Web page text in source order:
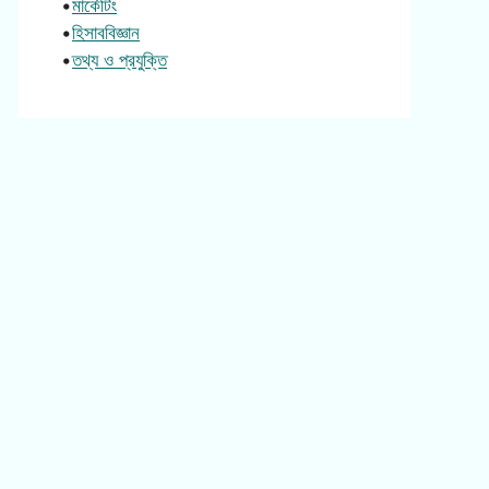
•মার্কেটিং
•হিসাববিজ্ঞান
•তথ্য ও প্রযুক্তি